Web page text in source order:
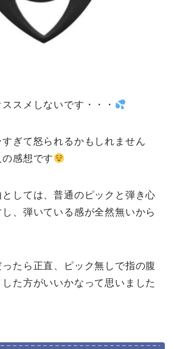
スメしないです・・・
ぎて怒られるかもしれません
感想です
しては、普通のピックと弾き心
、弾いている感が全然無いから
たら正直、ピック無しで指の腹
た方がいいかなって思いました